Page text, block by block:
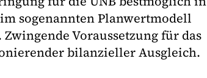
sogenannten Planwertmodell
Voraussetzung für das
bilanzieller Ausgleich.